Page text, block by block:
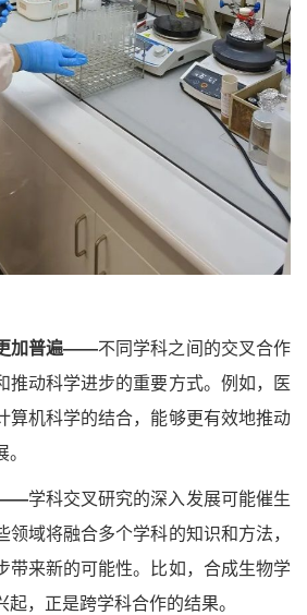
加普遍——不同学科之间的交叉合作
推动科学进步的重要方式。例如，医
算机科学的结合，能够更有效地推动
——学科交叉研究的深入发展可能催生
领域将融合多个学科的知识和方法，
带来新的可能性。比如，合成生物学
，正是跨学科合作的结果。